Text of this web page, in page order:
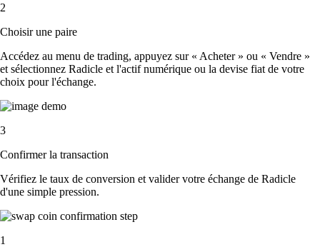
2
Choisir une paire
Accédez au menu de trading, appuyez sur « Acheter » ou « Vendre »
et sélectionnez Radicle et l'actif numérique ou la devise fiat de votre
choix pour l'échange.
3
Confirmer la transaction
Vérifiez le taux de conversion et valider votre échange de Radicle
d'une simple pression.
1